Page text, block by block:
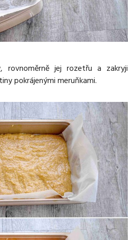
rovnoměrně jej rozetřu a zakryji
pokrájenými meruňkami.